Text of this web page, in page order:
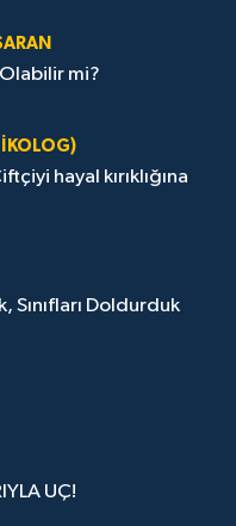
mi?
hayal kırıklığına
Sınıfları Doldurduk
UÇ!